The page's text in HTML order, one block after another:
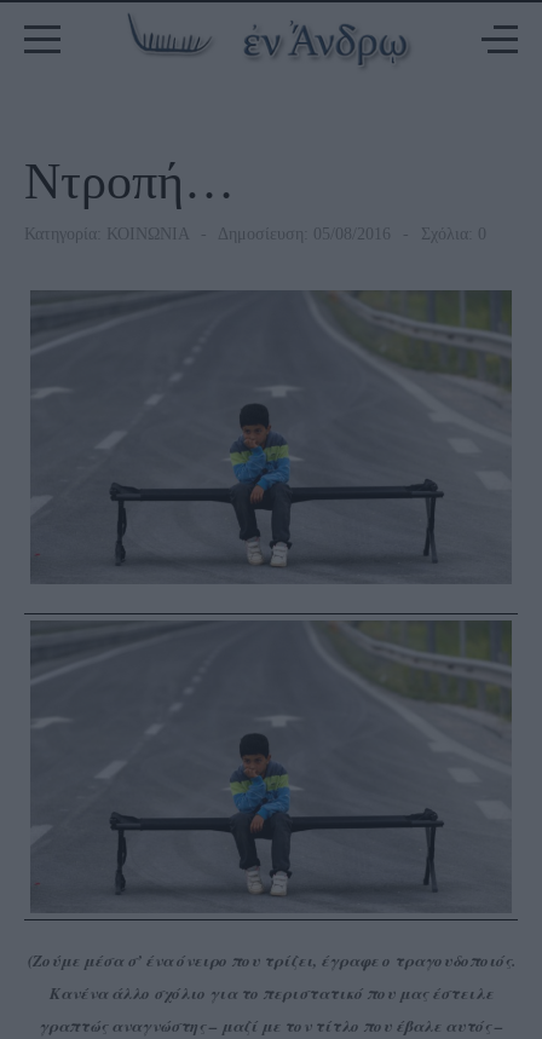
Ντροπή…
Κατηγορία: ΚΟΙΝΩΝΙΑ Δημοσίευση: 05/08/2016 Σχόλια: 0
(Ζούμε μέσα σ’ ένα όνειρο που τρίζει, έγραφε ο τραγουδοποιός.
Κανένα άλλο σχόλιο για το περιστατικό που μας έστειλε
γραπτώς αναγνώστης – μαζί με τον τίτλο που έβαλε αυτός –